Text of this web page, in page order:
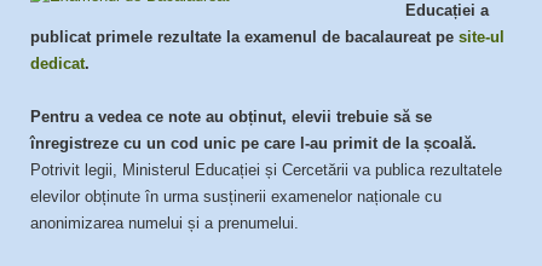
Educației a
publicat primele rezultate la examenul de bacalaureat pe site-ul
dedicat.
Pentru a vedea ce note au obținut, elevii trebuie să se
înregistreze cu un cod unic pe care l-au primit de la școală.
Potrivit legii, Ministerul Educației și Cercetării va publica rezultatele
elevilor obținute în urma susținerii examenelor naționale cu
anonimizarea numelui și a prenumelui.